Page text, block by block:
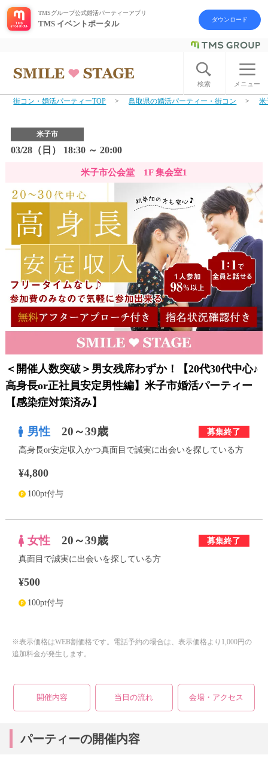
ログイン アカウント登録
今週の婚活パーティー
婚活パーティーの流れ
アフターアプローチとは
お問い合わせ
利用規約
個人情報保護方針launch
子どもの安全基準に関するポリシーlaunch
運営会社launch
公式アカウントで最新情報を配信中！
PR
TMSグループ公式婚活パーティーアプリ
TMS イベントポータル ダウンロード
検索 メニュー
街コン・婚活パーティーTOP 鳥取県の婚活パーティー・街コン 米
米子市
03/28（日） 18:30 ～ 20:00
米子市公会堂 1F 集会室1
＜開催人数突破＞男女残席わずか！【20代30代中心♪
高身長or正社員安定男性編】米子市婚活パーティー
【感染症対策済み】
男性 20～39歳 募集終了
高身長or安定収入かつ真面目で誠実に出会いを探している方
¥4,800
100pt付与
女性 20～39歳 募集終了
真面目で誠実に出会いを探している方
¥500
100pt付与
※表示価格はWEB割価格です。電話予約の場合は、表示価格より1,000円の
追加料金が発生します。
開催内容 当日の流れ 会場・アクセス
パーティーの開催内容